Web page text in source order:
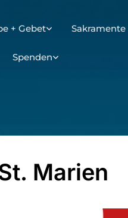
+ Gebet
Spenden
Marien